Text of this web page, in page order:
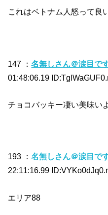
これはベトナム人怒って良
147 ：名無しさん＠涙目です
01:48:06.19
チョコバッキー凄い美味い
193 ：名無しさん＠涙目です
22:11:16.99
エリア88